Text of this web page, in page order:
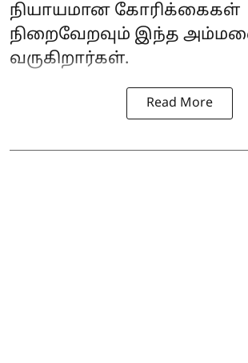
நியாயமான கோரிக்கைகள்
நிறைவேறவும் இந்த
வருகிறார்கள்.
Read More